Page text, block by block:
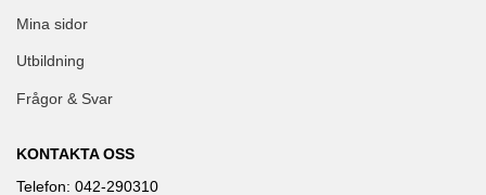
Mina sidor
Utbildning
Frågor & Svar
KONTAKTA OSS
Telefon: 042-290310